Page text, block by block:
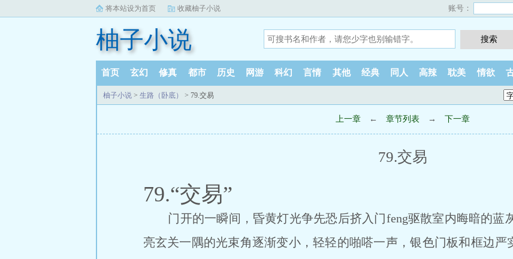
将本站设为首页 收藏柚子小说 账号：
柚子小说
首页 玄幻 修真 都市 历史 网游 科幻 言情 其他 经典 同人 高辣 耽美 情欲
柚子小说 > 生路（卧底） > 79.交易
上一章 ← 章节列表 → 下一章
79.交易
79.“交易”
门开的一瞬间，昏黄灯光争先恐后挤入门feng驱散室内晦暗的蓝
亮玄关一隅的光束角逐渐变小，轻轻的啪嗒一声，银色门板和框边严